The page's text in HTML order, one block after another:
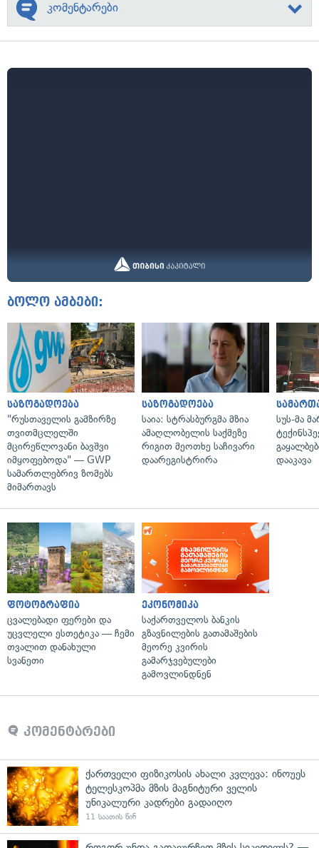
კომენტარები
ბოლო ამბები:
საზოგადოება
"რუსთაველის გამზირზე
თვითმცლელში
მცირეწლოვანი ბავშვი
იმყოფებოდა" — GWP
სამართლებრივ ზომებს
მიმართავს
საზოგადოება
საია: სტრასბურგმა მზია
ამაღლობელის საქმეზე
რიგით მეოთხე საჩივარი
დაარეგისტრირა
სუს-მა
დააკავა
ფოტოგრაფია
ცვალებადი ფერები და
უცვლელი ესთეტიკა — ჩემი
თვალით დანახული
სვანეთი
ეკონომიკა
საქართველოს ბანკის
გზავნილების გათამაშების
მეორე კვირის
გამარჯვებულები
გამოვლინდნენ
კომენტარები
ქართველი ფიზიკოსის ახალი კვლევა: ინოუეს
ტელესკოპმა მზის მაგნიტური ველის
უნიკალური კადრები გადაიღო
11 საათის წინ